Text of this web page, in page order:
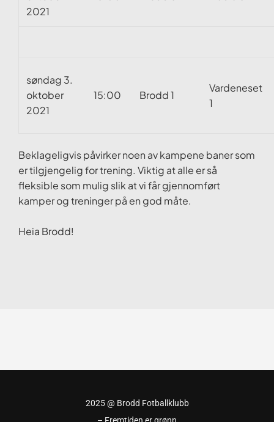
2021
søndag 3.
oktober
2021
15:00 Brodd 1
Vardeneset
1
Beklageligvis påvirker noen av kampene baner som
er tilgjengelig for trening. Viktig at alle er så
fleksible som mulig slik at vi får gjennomført
kamper og treninger på en god måte.
Heia Brodd!
2025 @ Brodd Fotballklubb
– Fremtiden er grønn